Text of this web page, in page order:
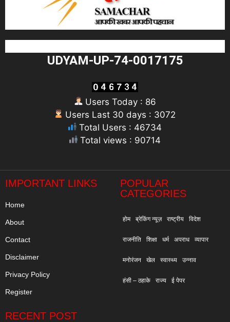
UDYAM-UP-74-0017175
Users Today : 86
Users Last 30 days : 3072
Total Users : 46734
Total views : 90714
IMPORTANT LINKS
Home
About
Contact
Disclaimer
Privacy Policy
Register
POPULAR
CATEGORIES
होम ब्रेकिंग न्यूज़ राष्ट्रीय विदेश
राजनीति शिक्षा धर्म अपराध व्यापार
मनोरंजन खेल स्वास्थ्य उन्नाव
हंसी – ठहाके राज्य ई पेपर
RECENT POST